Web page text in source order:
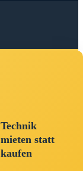
Technik
mieten statt
kaufen